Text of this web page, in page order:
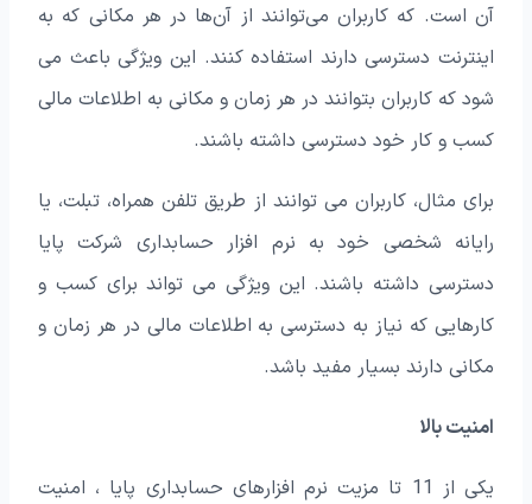
آن است. که کاربران می‌توانند از آن‌ها در هر مکانی که به
اینترنت دسترسی دارند استفاده کنند. این ویژگی باعث می‌
شود که کاربران بتوانند در هر زمان و مکانی به اطلاعات مالی
کسب و کار خود دسترسی داشته باشند.
برای مثال، کاربران می‌ توانند از طریق تلفن همراه، تبلت، یا
رایانه شخصی خود به نرم افزار حسابداری شرکت پایا
دسترسی داشته باشند. این ویژگی می‌ تواند برای کسب و
کارهایی که نیاز به دسترسی به اطلاعات مالی در هر زمان و
مکانی دارند بسیار مفید باشد.
امنیت بالا
یکی از 11 تا مزیت نرم افزارهای حسابداری پایا ، امنیت